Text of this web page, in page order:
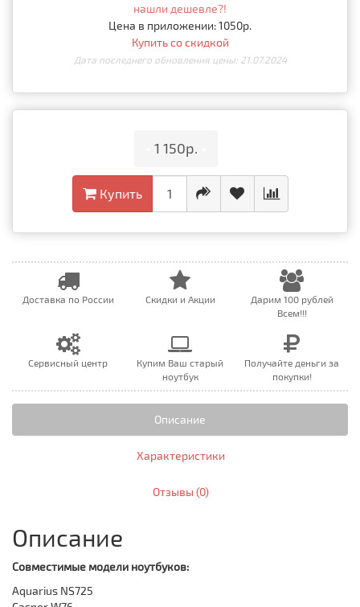
нашли дешевле?!
Цена в приложении: 1050р.
Купить со скидкой
Дата последнего обновления цены: 21.07.2024
1 150р.
Купить
Доставка по России Скидки и Акции
Дарим 100 рублей
Всем!!!
Сервисный центр
Купим Ваш старый
ноутбук
Получайте деньги за
покупки!
Описание
Характеристики
Отзывы (0)
Описание
Совместимые модели ноутбуков:
Aquarius NS725